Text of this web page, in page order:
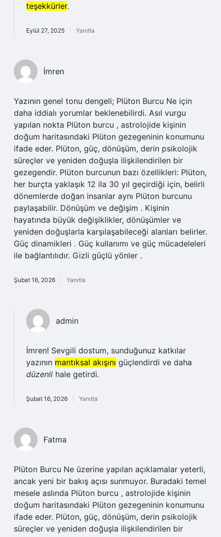
teşekkürler.
Eylül 27, 2025 Yanıtla
İmren
Yazının genel tonu dengeli; Plüton Burcu Ne için
daha iddialı yorumlar beklenebilirdi. Asıl vurgu
yapılan nokta Plüton burcu , astrolojide kişinin
doğum haritasındaki Plüton gezegeninin konumunu
ifade eder. Plüton, güç, dönüşüm, derin psikolojik
süreçler ve yeniden doğuşla ilişkilendirilen bir
gezegendir. Plüton burcunun bazı özellikleri: Plüton,
her burçta yaklaşık 12 ila 30 yıl geçirdiği için, belirli
dönemlerde doğan insanlar aynı Plüton burcunu
paylaşabilir. Dönüşüm ve değişim . Kişinin
hayatında büyük değişiklikler, dönüşümler ve
yeniden doğuşlarla karşılaşabileceği alanları belirler.
Güç dinamikleri . Güç kullanımı ve güç mücadeleleri
ile bağlantılıdır. Gizli güçlü yönler .
Şubat 16, 2026 Yanıtla
admin
İmren! Sevgili dostum, sunduğunuz katkılar
yazının mantıksal akışını güçlendirdi ve daha
düzenli hale getirdi.
Şubat 16, 2026 Yanıtla
Fatma
Plüton Burcu Ne üzerine yapılan açıklamalar yeterli,
ancak yeni bir bakış açısı sunmuyor. Buradaki temel
mesele aslında Plüton burcu , astrolojide kişinin
doğum haritasındaki Plüton gezegeninin konumunu
ifade eder. Plüton, güç, dönüşüm, derin psikolojik
süreçler ve yeniden doğuşla ilişkilendirilen bir